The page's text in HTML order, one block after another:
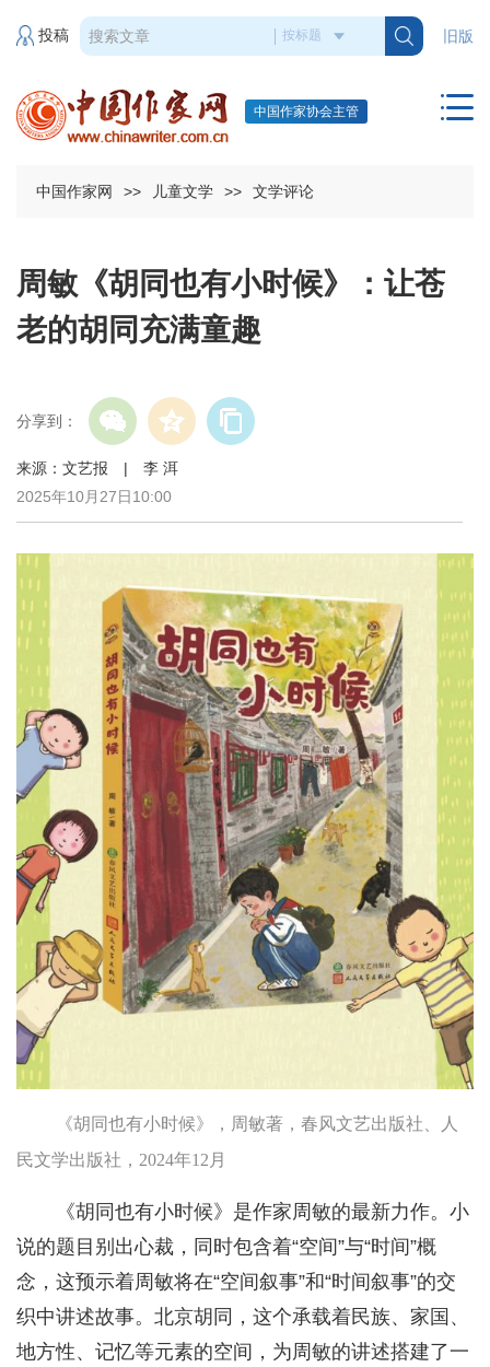
旧版
投稿
中国作家协会主管
中国作家网 >> 儿童文学 >> 文学评论
周敏《胡同也有小时候》：让苍
老的胡同充满童趣
分享到：
来源：文艺报 | 李 洱
2025年10月27日10:00
《胡同也有小时候》，周敏著，春风文艺出版社、人
民文学出版社，2024年12月
《胡同也有小时候》是作家周敏的最新力作。小
说的题目别出心裁，同时包含着“空间”与“时间”概
念，这预示着周敏将在“空间叙事”和“时间叙事”的交
织中讲述故事。北京胡同，这个承载着民族、家国、
地方性、记忆等元素的空间，为周敏的讲述搭建了一